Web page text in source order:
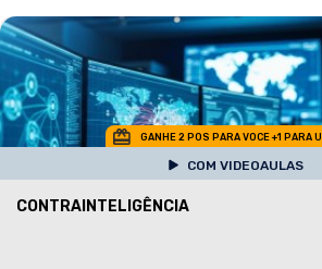
GANHE 2 POS PARA VOCE +1 PARA
COM VIDEOAULAS
CONTRAINTELIGÊNCIA